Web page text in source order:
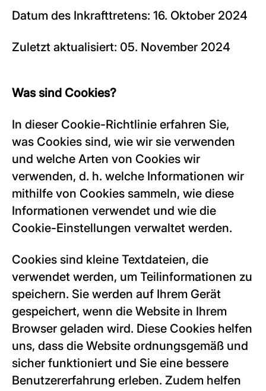
Datum des Inkrafttretens: 16. Oktober 2024
Zuletzt aktualisiert: 05. November 2024
Was sind Cookies?
In dieser Cookie-Richtlinie erfahren Sie,
was Cookies sind, wie wir sie verwenden
und welche Arten von Cookies wir
verwenden, d. h. welche Informationen wir
mithilfe von Cookies sammeln, wie diese
Informationen verwendet und wie die
Cookie-Einstellungen verwaltet werden.
Cookies sind kleine Textdateien, die
verwendet werden, um Teilinformationen zu
speichern. Sie werden auf Ihrem Gerät
gespeichert, wenn die Website in Ihrem
Browser geladen wird. Diese Cookies helfen
uns, dass die Website ordnungsgemäß und
sicher funktioniert und Sie eine bessere
Benutzererfahrung erleben. Zudem helfen